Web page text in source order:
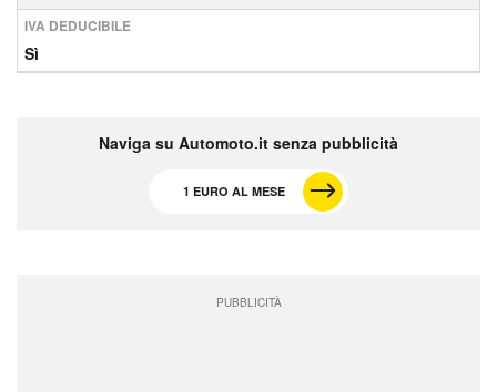
IVA DEDUCIBILE
Sì
Naviga su Automoto.it senza pubblicità
1 EURO AL MESE
PUBBLICITÀ